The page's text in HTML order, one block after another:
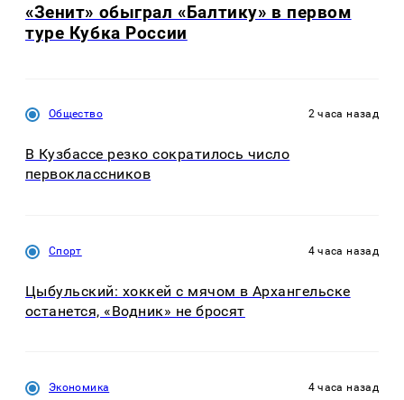
«Зенит» обыграл «Балтику» в первом
туре Кубка России
Общество 2 часа назад
В Кузбассе резко сократилось число
первоклассников
Спорт 4 часа назад
Цыбульский: хоккей с мячом в Архангельске
останется, «Водник» не бросят
Экономика 4 часа назад